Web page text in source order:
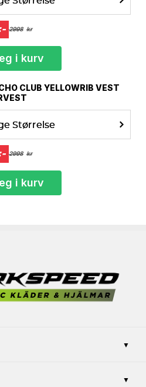
2998 kr
i kurv
CLUB YELLOWRIB VEST
Størrelse
2998 kr
i kurv
▼
▼